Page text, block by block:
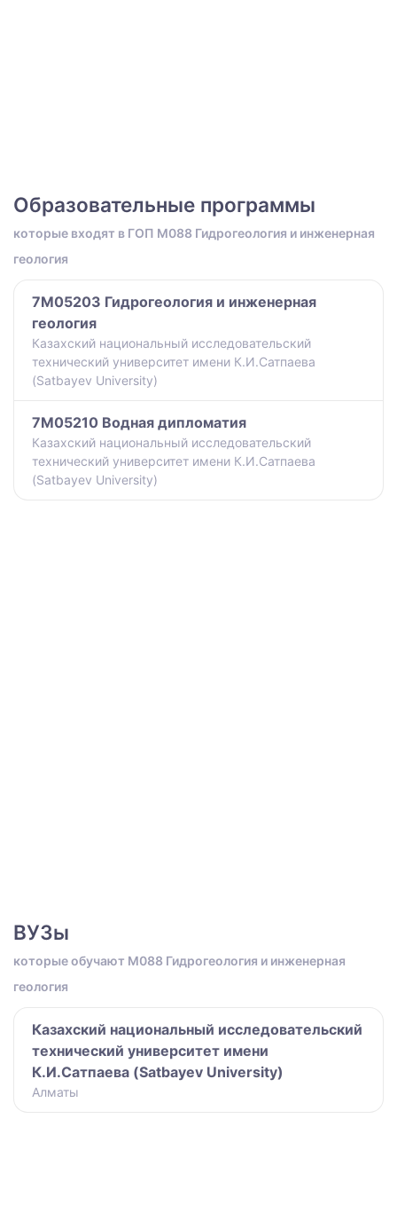
Образовательные программы
которые входят в ГОП M088 Гидрогеология и инженерная
геология
7M05203 Гидрогеология и инженерная
геология
Казахский национальный исследовательский
технический университет имени К.И.Сатпаева
(Satbayev University)
7M05210 Водная дипломатия
Казахский национальный исследовательский
технический университет имени К.И.Сатпаева
(Satbayev University)
ВУЗы
которые обучают M088 Гидрогеология и инженерная
геология
Казахский национальный исследовательский
технический университет имени
К.И.Сатпаева (Satbayev University)
Алматы